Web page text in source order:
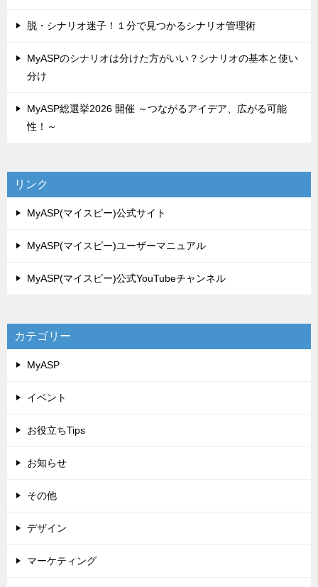
脱・シナリオ迷子！１分で見つかるシナリオ管理術
MyASPのシナリオは分けた方がいい？シナリオの基本と使い
分け
MyASP総選挙2026 開催 ～つながるアイデア、広がる可能
性！～
リンク
MyASP(マイスピー)公式サイト
MyASP(マイスピー)ユーザーマニュアル
MyASP(マイスピー)公式YouTubeチャンネル
カテゴリー
MyASP
イベント
お役立ちTips
お知らせ
その他
デザイン
マーケティング